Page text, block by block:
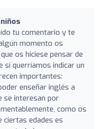
tu comentario y te
momento os
os hiciese pensar de
sí querríamos indicar un
importantes:
enseñar inglés a
se interesan por
como os
ciertas edades es